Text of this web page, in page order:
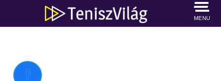
MENU
